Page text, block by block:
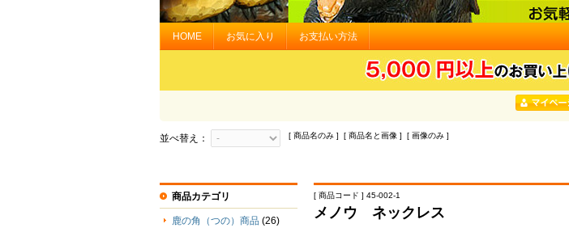
HOME お気に入り お支払い方法
並べ替え： [ 商品名のみ ] [ 商品名と画像 ] [ 画像のみ ]
[ 商品コード ] 45-002-1
メノウ ネックレス
商品カテゴリ
鹿の角（つの）商品 (26)